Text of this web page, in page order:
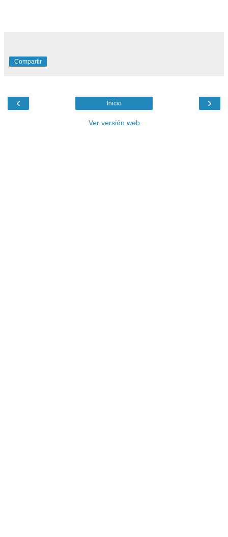
Compartir
‹ ›
Inicio
Ver versión web